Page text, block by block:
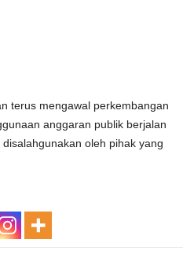
terus mengawal perkembangan
anggaran publik berjalan
oleh pihak yang